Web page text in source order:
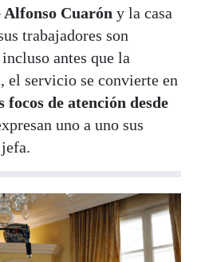
Alfonso Cuarón y la casa
trabajadores son
antes que la
el servicio se convierte en
de atención desde
uno a uno sus